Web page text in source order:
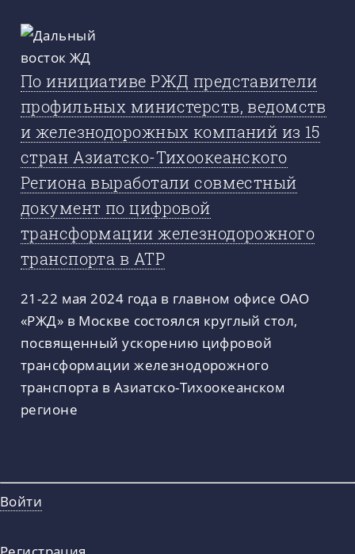
По инициативе РЖД представители
профильных министерств, ведомств
и железнодорожных компаний из 15
стран Азиатско-Тихоокеанского
Региона выработали совместный
документ по цифровой
трансформации железнодорожного
транспорта в АТР
21-22 мая 2024 года в главном офисе ОАО
«РЖД» в Москве состоялся круглый стол,
посвященный ускорению цифровой
трансформации железнодорожного
транспорта в Азиатско-Тихоокеанском
регионе
Войти